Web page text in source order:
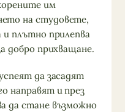
им
на студовете,
и плътно прилепва
добро прихващане.
да засадят
направят и през
да стане възможно